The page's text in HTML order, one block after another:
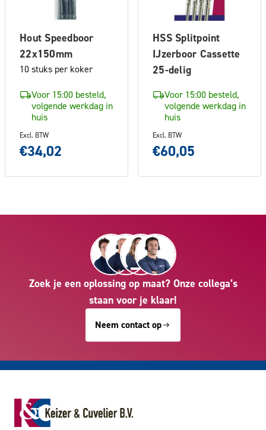
Hout Speedboor
22x150mm
10 stuks per koker
Voor 15:00 besteld,
volgende werkdag in
huis
Excl. BTW
€34,02
HSS Splitpoint
IJzerboor Cassette
25-delig
Voor 15:00 besteld,
volgende werkdag in
huis
Excl. BTW
€60,05
Zoek je een oplossing op maat? Onze collega’s
staan voor je klaar!
Neem contact op